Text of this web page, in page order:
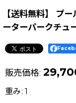
【送料無料】 プ
ーターパークチュ
販売価格:
重み: 1